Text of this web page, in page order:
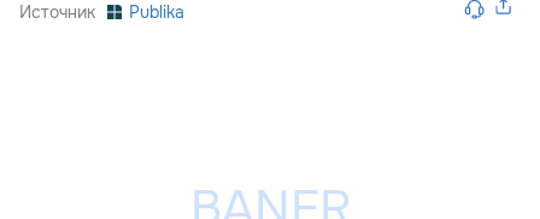
Источник Publika